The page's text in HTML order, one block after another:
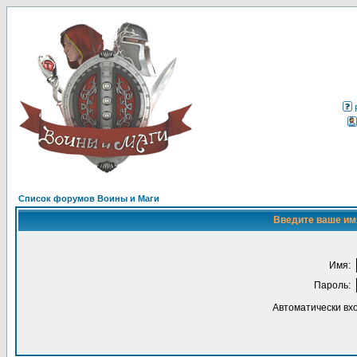
Список форумов Воины и Маги
Введите ваше
Имя:
Пароль:
Автоматически